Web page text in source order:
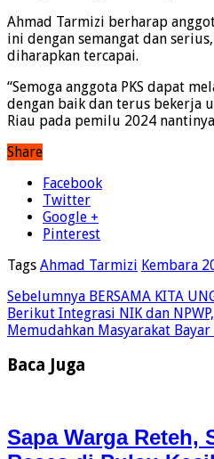
Ahmad Tarmizi berharap
ini dengan semangat dan
diharapkan tercapai.
“Semoga anggota PKS dapat
dengan baik dan terus bekerja
Riau pada pemilu 2024
Share
Facebook
Twitter
Google +
Pinterest
Tags Ahmad Tarmizi Kembara
Sebelumnya BERSAMA KITA
Berikut Integrasi NIK dan
Memudahkan Masyarakat Bayar
Baca Juga
Sapa Warga Reteh,